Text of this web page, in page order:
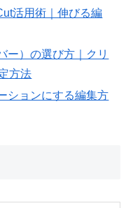
活用術｜伸びる編
ー）の選び方｜クリ
方法
ションにする編集方